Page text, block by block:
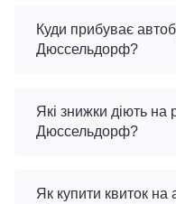
Куди прибуває
Дюссельдорф?
Які знижки діють на
Дюссельдорф?
Як купити квиток на